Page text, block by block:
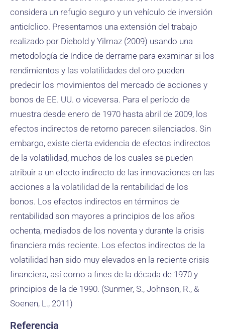
considera un refugio seguro y un vehículo de inversión
anticíclico. Presentamos una extensión del trabajo
realizado por Diebold y Yilmaz (2009) usando una
metodología de índice de derrame para examinar si los
rendimientos y las volatilidades del oro pueden
predecir los movimientos del mercado de acciones y
bonos de EE. UU. o viceversa. Para el período de
muestra desde enero de 1970 hasta abril de 2009, los
efectos indirectos de retorno parecen silenciados. Sin
embargo, existe cierta evidencia de efectos indirectos
de la volatilidad, muchos de los cuales se pueden
atribuir a un efecto indirecto de las innovaciones en las
acciones a la volatilidad de la rentabilidad de los
bonos. Los efectos indirectos en términos de
rentabilidad son mayores a principios de los años
ochenta, mediados de los noventa y durante la crisis
financiera más reciente. Los efectos indirectos de la
volatilidad han sido muy elevados en la reciente crisis
financiera, así como a fines de la década de 1970 y
principios de la de 1990. (Sunmer, S., Johnson, R., &
Soenen, L., 2011)
Referencia